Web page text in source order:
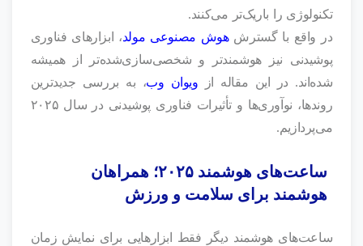
تکنولوژی را باریک‌تر می‌کنند.
در واقع با گسترشهوش مصنوعی مولد، ابزارهای فناوری
پوشیدنی نیز هوشمندتر و شخصی‌سازی‌شده‌تر از همیشه
شده‌اند. در این مقاله از ویوان وب، به بررسی جدیدترین
روندها، نوآوری‌ها و تأثیرات فناوری پوشیدنی در سال ۲۰۲۵
می‌پردازیم.
ساعت‌های هوشمند ۲۰۲۵؛ همراهان
هوشمند برای سلامت و ورزش
ساعت‌های هوشمند دیگر فقط ابزارهایی برای نمایش زمان